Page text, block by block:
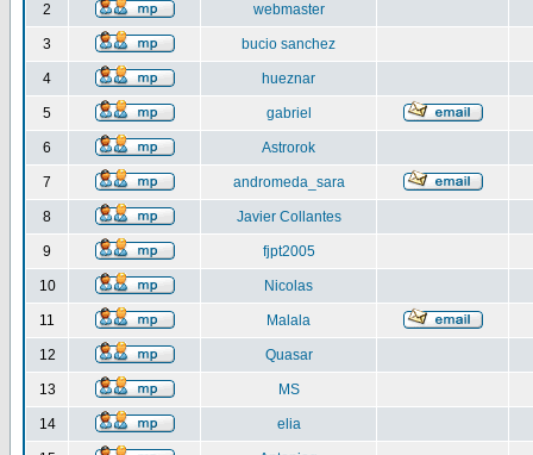
2 webmaster
3 bucio sanchez
4 hueznar
5 gabriel
6 Astrorok
7 andromeda_sara
8 Javier Collantes
9 fjpt2005
10 Nicolas
11 Malala
12 Quasar
13 MS
14 elia